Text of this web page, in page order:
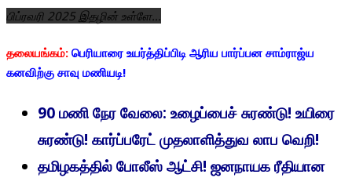
பிப்ரவரி 2025 இதழின் உள்ளே…
தலையங்கம்: பெரியாரை உயர்த்திப்பிடி ஆரிய பார்ப்பன சாம்ராஜ்ய
கனவிற்கு சாவு மணியடி!
90 மணி நேர வேலை: உழைப்பைச் சுரண்டு! உயிரை
சுரண்டு! கார்ப்பரேட் முதலாளித்துவ லாப வெறி!
தமிழகத்தில் போலீஸ் ஆட்சி! ஜனநாயக ரீதியான